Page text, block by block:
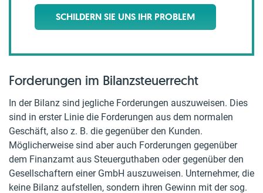
SCHILDERN SIE UNS IHR PROBLEM
Forderungen im Bilanzsteuerrecht
In der Bilanz sind jegliche Forderungen auszuweisen. Dies
sind in erster Linie die Forderungen aus dem normalen
Geschäft, also z. B. die gegenüber den Kunden.
Möglicherweise sind aber auch Forderungen gegenüber
dem Finanzamt aus Steuerguthaben oder gegenüber den
Gesellschaftern einer GmbH auszuweisen. Unternehmer, die
keine Bilanz aufstellen, sondern ihren Gewinn mit der sog.